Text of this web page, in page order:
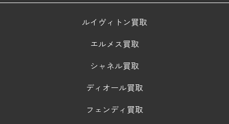
ルイヴィトン買取
エルメス買取
シャネル買取
ディオール買取
フェンディ買取